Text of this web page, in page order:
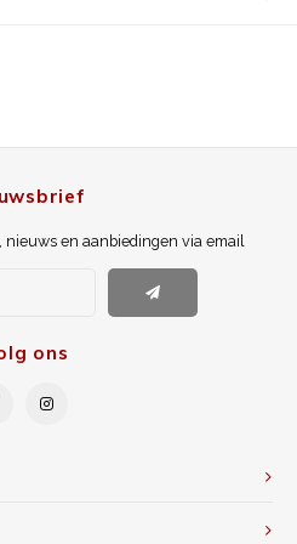
nieuws en aanbiedingen via email
ons